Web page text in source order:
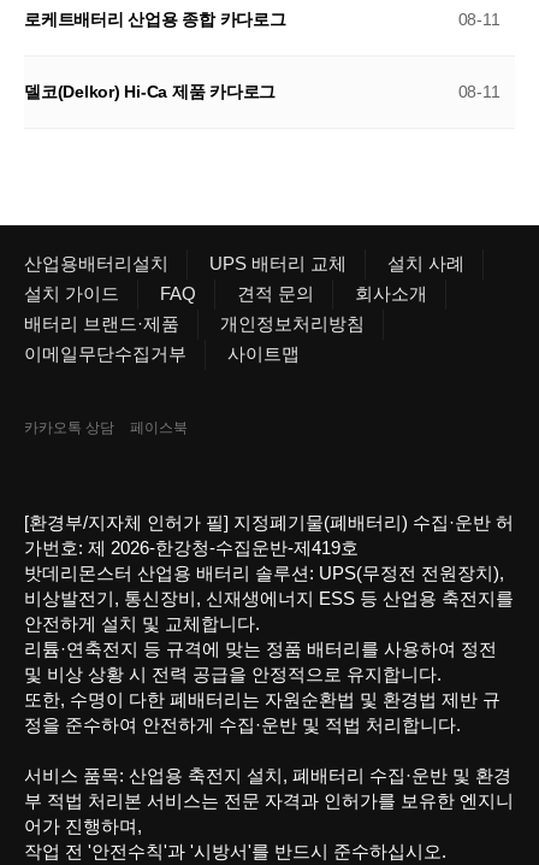
로케트배터리 산업용 종합 카다로그 08-11
델코(Delkor) Hi-Ca 제품 카다로그 08-11
산업용배터리설치 UPS 배터리 교체
설치 사례
설치 가이드
FAQ 견적 문의
회사소개
배터리 브랜드·제품
개인정보처리방침
이메일무단수집거부
사이트맵
카카오톡 상담 페이스북
[환경부/지자체 인허가 필] 지정폐기물(폐배터리) 수집·운반 허
가번호: 제 2026-한강청-수집운반-제419호
밧데리몬스터 산업용 배터리 솔루션: UPS(무정전 전원장치),
비상발전기, 통신장비, 신재생에너지 ESS 등 산업용 축전지를
안전하게 설치 및 교체합니다.
리튬·연축전지 등 규격에 맞는 정품 배터리를 사용하여 정전
및 비상 상황 시 전력 공급을 안정적으로 유지합니다.
또한, 수명이 다한 폐배터리는 자원순환법 및 환경법 제반 규
정을 준수하여 안전하게 수집·운반 및 적법 처리합니다.
서비스 품목: 산업용 축전지 설치, 폐배터리 수집·운반 및 환경
부 적법 처리본 서비스는 전문 자격과 인허가를 보유한 엔지니
어가 진행하며,
작업 전 '안전수칙'과 '시방서'를 반드시 준수하십시오.